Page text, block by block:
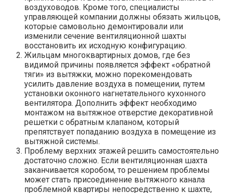
воздуховодов. Кроме того, специалисты
управляющей компании должны обязать жильцов,
которые самовольно демонтировали или
изменили сечение вентиляционной шахты
восстановить их исходную конфигурацию.
Жильцам многоквартирных домов, где без
видимой причины появляется эффект «обратной
тяги» из вытяжки, можно порекомендовать
усилить давление воздуха в помещении, путем
установки оконного нагнетательного кухонного
вентилятора. Дополнить эффект необходимо
монтажом на вытяжное отверстие декоративной
решетки с обратным клапаном, который
препятствует попаданию воздуха в помещение из
вытяжной системы.
Проблему верхних этажей решить самостоятельно
достаточно сложно. Если вентиляционная шахта
заканчивается коробом, то решением проблемы
может стать присоединение вытяжного канала
проблемной квартиры непосредственно к шахте,